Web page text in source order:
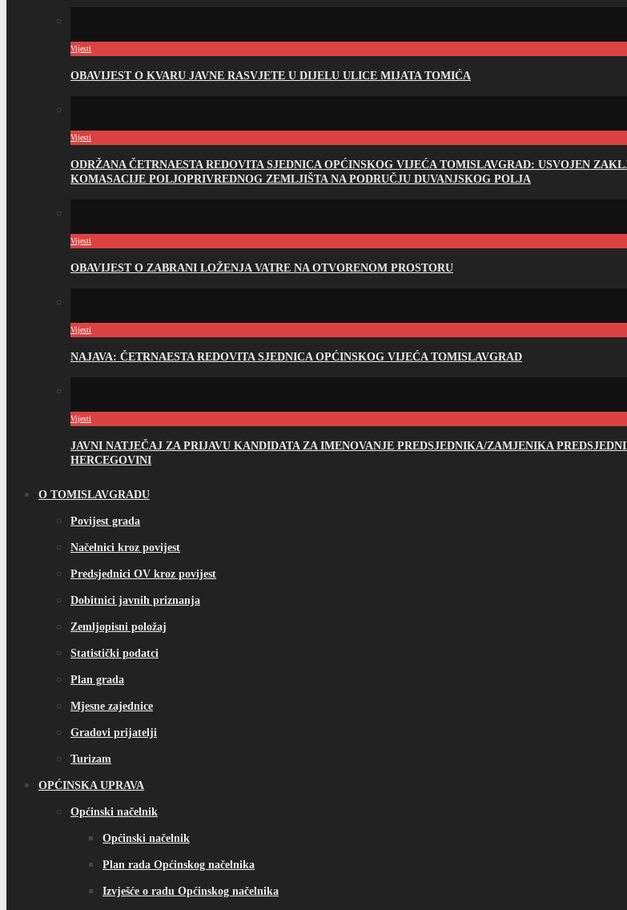
Vijesti
OBAVIJEST O KVARU JAVNE RASVJETE U DIJELU ULICE MIJATA TOMIĆA
Vijesti
ODRŽANA ČETRNAESTA REDOVITA SJEDNICA OPĆINSKOG VIJEĆA TOMISLAVGRAD: USVOJEN
KOMASACIJE POLJOPRIVREDNOG ZEMLJIŠTA NA PODRUČJU DUVANJSKOG POLJA
Vijesti
OBAVIJEST O ZABRANI LOŽENJA VATRE NA OTVORENOM PROSTORU
Vijesti
NAJAVA: ČETRNAESTA REDOVITA SJEDNICA OPĆINSKOG VIJEĆA TOMISLAVGRAD
Vijesti
JAVNI NATJEČAJ ZA PRIJAVU KANDIDATA ZA IMENOVANJE PREDSJEDNIKA/ZAMJENIKA
HERCEGOVINI
O TOMISLAVGRADU
Povijest grada
Načelnici kroz povijest
Predsjednici OV kroz povijest
Dobitnici javnih priznanja
Zemljopisni položaj
Statistički podatci
Plan grada
Mjesne zajednice
Gradovi prijatelji
Turizam
OPĆINSKA UPRAVA
Općinski načelnik
Općinski načelnik
Plan rada Općinskog načelnika
Izvješće o radu Općinskog načelnika